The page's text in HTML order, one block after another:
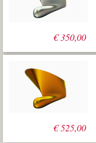
€350,00
€525,00